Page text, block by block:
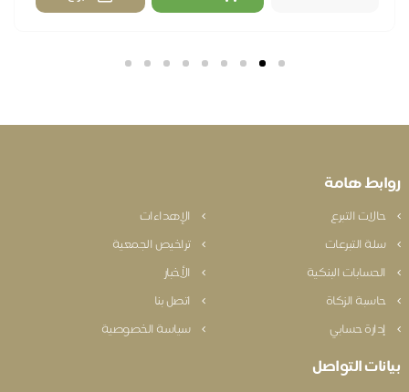
هامة
التبرع
الإهداءات
التبرعات
تراخيص الجمعية
البنكية
الأخبار
الزكاة
اتصل بنا
حسابي
سياسة الخصوصية
التواصل